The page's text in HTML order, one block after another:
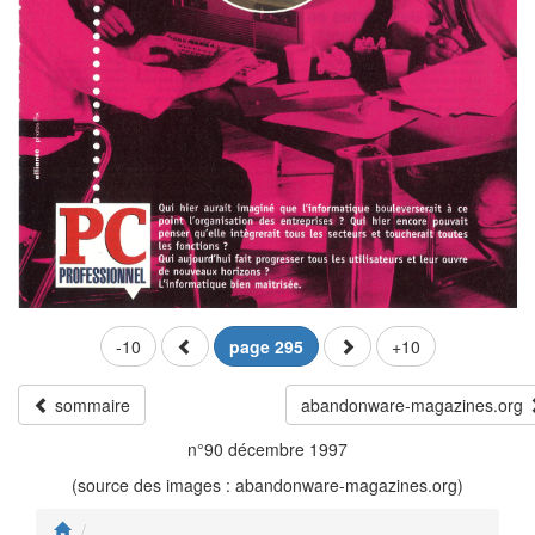
-10 page 295 +10
sommaire
abandonware-magazines.org
n°90 décembre 1997
(source des images : abandonware-magazines.org)